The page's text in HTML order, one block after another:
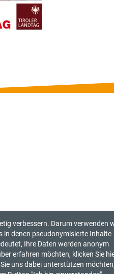
verbessern. Darum verwenden
in denen pseudonymisierte Inhalte
Ihre Daten werden anonym
erfahren möchten, klicken Sie
Sie uns dabei unterstützen